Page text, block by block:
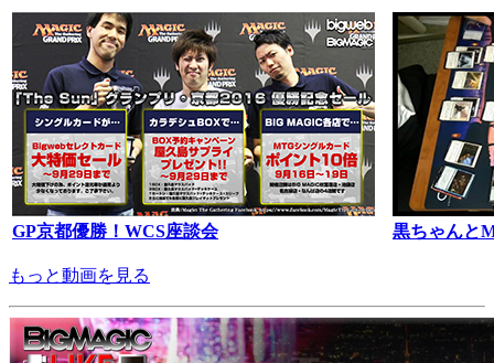
GP京都優勝！WCS座談会 黒ちゃんと
もっと動画を見る